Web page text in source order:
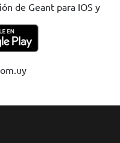
de Geant para IOS y